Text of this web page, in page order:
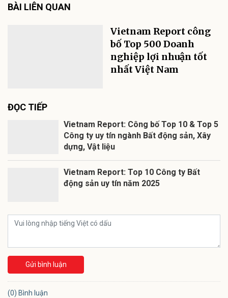
BÀI LIÊN QUAN
Vietnam Report công
bố Top 500 Doanh
nghiệp lợi nhuận tốt
nhất Việt Nam
ĐỌC TIẾP
Vietnam Report: Công bố Top 10 & Top 5
Công ty uy tín ngành Bất động sản, Xây
dựng, Vật liệu
Vietnam Report: Top 10 Công ty Bất
động sản uy tín năm 2025
Gửi bình luận
(0) Bình luận